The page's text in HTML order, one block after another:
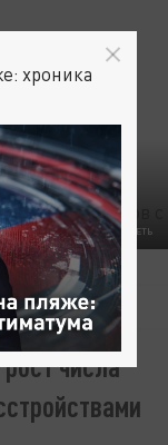
ФОТО: НЕЙРОСЕТЬ
числа
хроника